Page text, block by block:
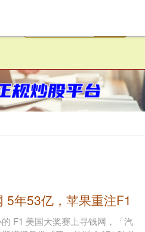
5年53亿，苹果重注F1
F1 美国大奖赛上寻钱网，「汽